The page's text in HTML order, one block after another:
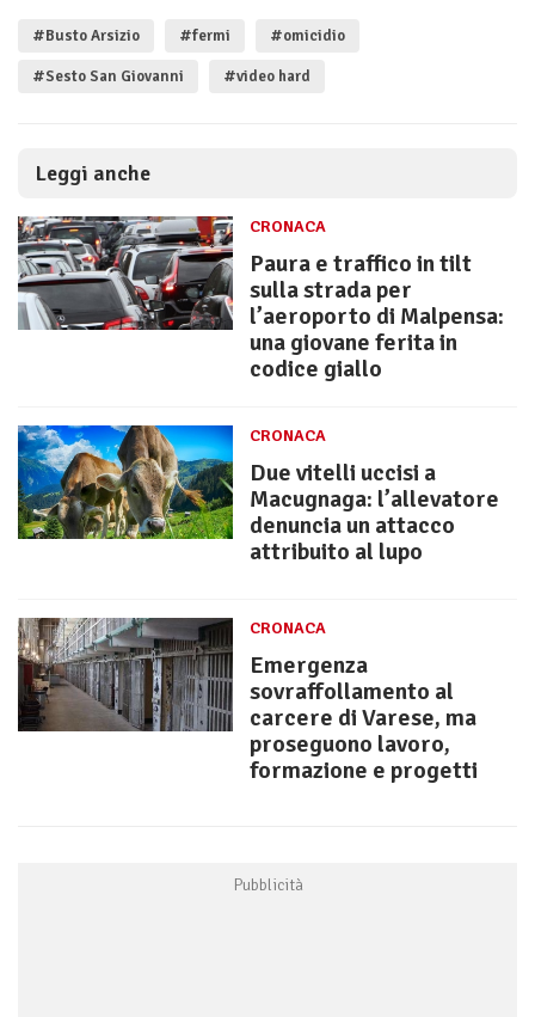
#Busto Arsizio #fermi #omicidio
#Sesto San Giovanni #video hard
Leggi anche
CRONACA
Paura e traffico in tilt
sulla strada per
l’aeroporto di Malpensa:
una giovane ferita in
codice giallo
CRONACA
Due vitelli uccisi a
Macugnaga: l’allevatore
denuncia un attacco
attribuito al lupo
CRONACA
Emergenza
sovraffollamento al
carcere di Varese, ma
proseguono lavoro,
formazione e progetti